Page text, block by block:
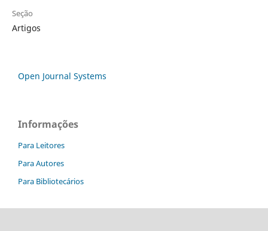
Seção
Artigos
Open Journal Systems
Informações
Para Leitores
Para Autores
Para Bibliotecários